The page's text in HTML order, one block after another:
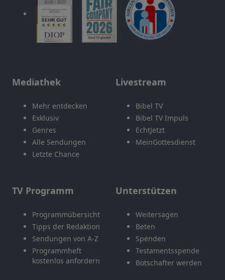
Mediathek
Mehr entdecken
Exklusiv
Genres
Alle Sendungen
Letzte Chance
Livestream
Bibel TV
Bibel TV Impuls
EchtJetzt
MeinGottesdienst
TV Programm
Programmübersicht
Tipps der Redaktion
Sendungen von A-Z
Programmheft
kostenlos anfordern
Unterstützen
Weitersagen
Beten
Spenden
Testamentsspende
Botschafter werden